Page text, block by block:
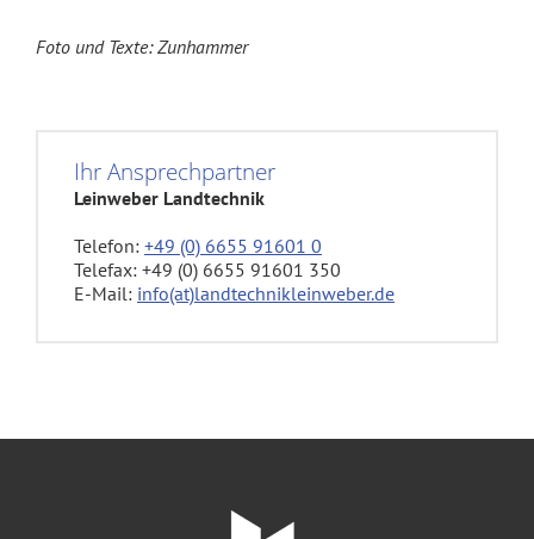
Foto und Texte: Zunhammer
Ihr Ansprechpartner
Leinweber Landtechnik
Telefon: +49 (0) 6655 91601 0
Telefax: +49 (0) 6655 91601 350
E-Mail: info(at)landtechnikleinweber.de